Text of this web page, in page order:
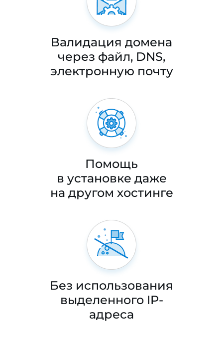
Валидация домена
через файл, DNS,
электронную почту
Помощь
в установке даже
на другом хостинге
Без использования
выделенного IP-
адреса